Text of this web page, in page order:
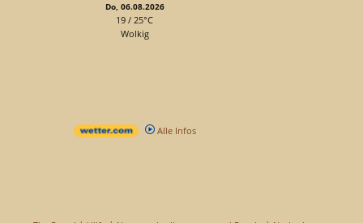
Do, 06.08.2026
19 / 25°C
Wolkig
Alle Infos